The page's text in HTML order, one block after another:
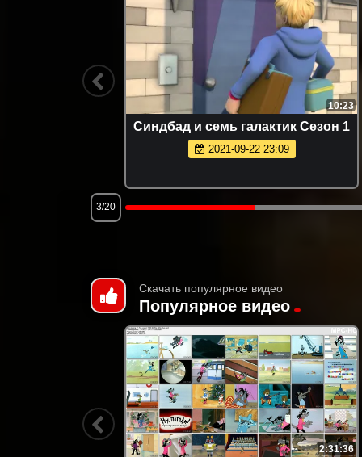
10:23
Синдбад и семь галактик Сезон 1
2021-09-22 23:09
3/20
Скачать популярное видео
Популярное видео
2:31:36